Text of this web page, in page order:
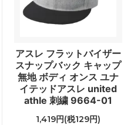
アスレ フラットバイザー
スナップバック キャップ
無地 ボディ オンス ユナ
イテッドアスレ united
athle 刺繍 9664-01
1,419円(税129円)